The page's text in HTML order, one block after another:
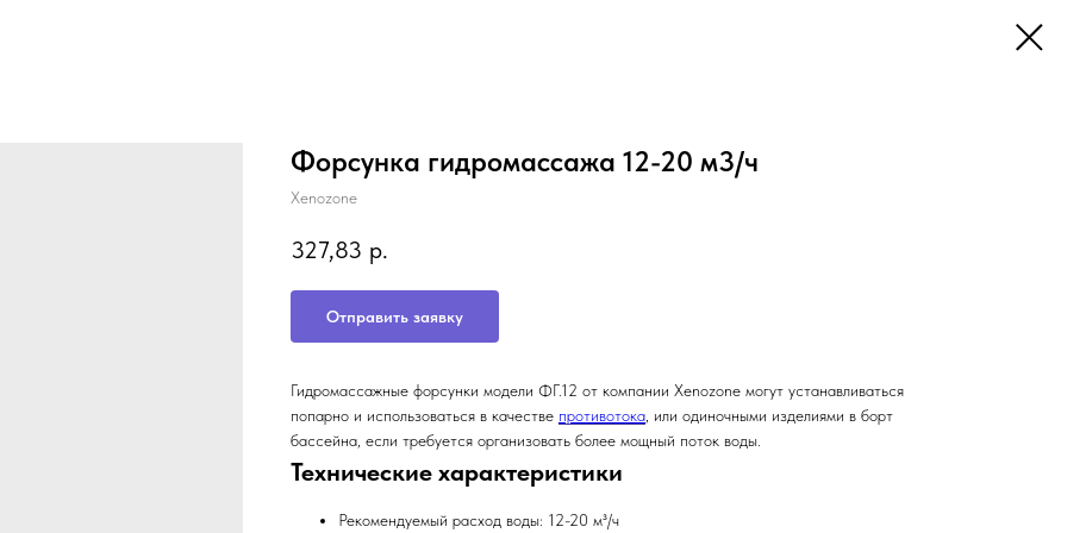
Форсунка гидромассажа 12-20 м3/ч
Xenozone
327,83 р.
Отправить заявку
Гидромассажные форсунки модели ФГ.12 от компании Xenozone могут устанавливаться
попарно и использоваться в качестве противотока, или одиночными изделиями в борт
бассейна, если требуется организовать более мощный поток воды.
Технические характеристики
Рекомендуемый расход воды: 12-20 м³/ч